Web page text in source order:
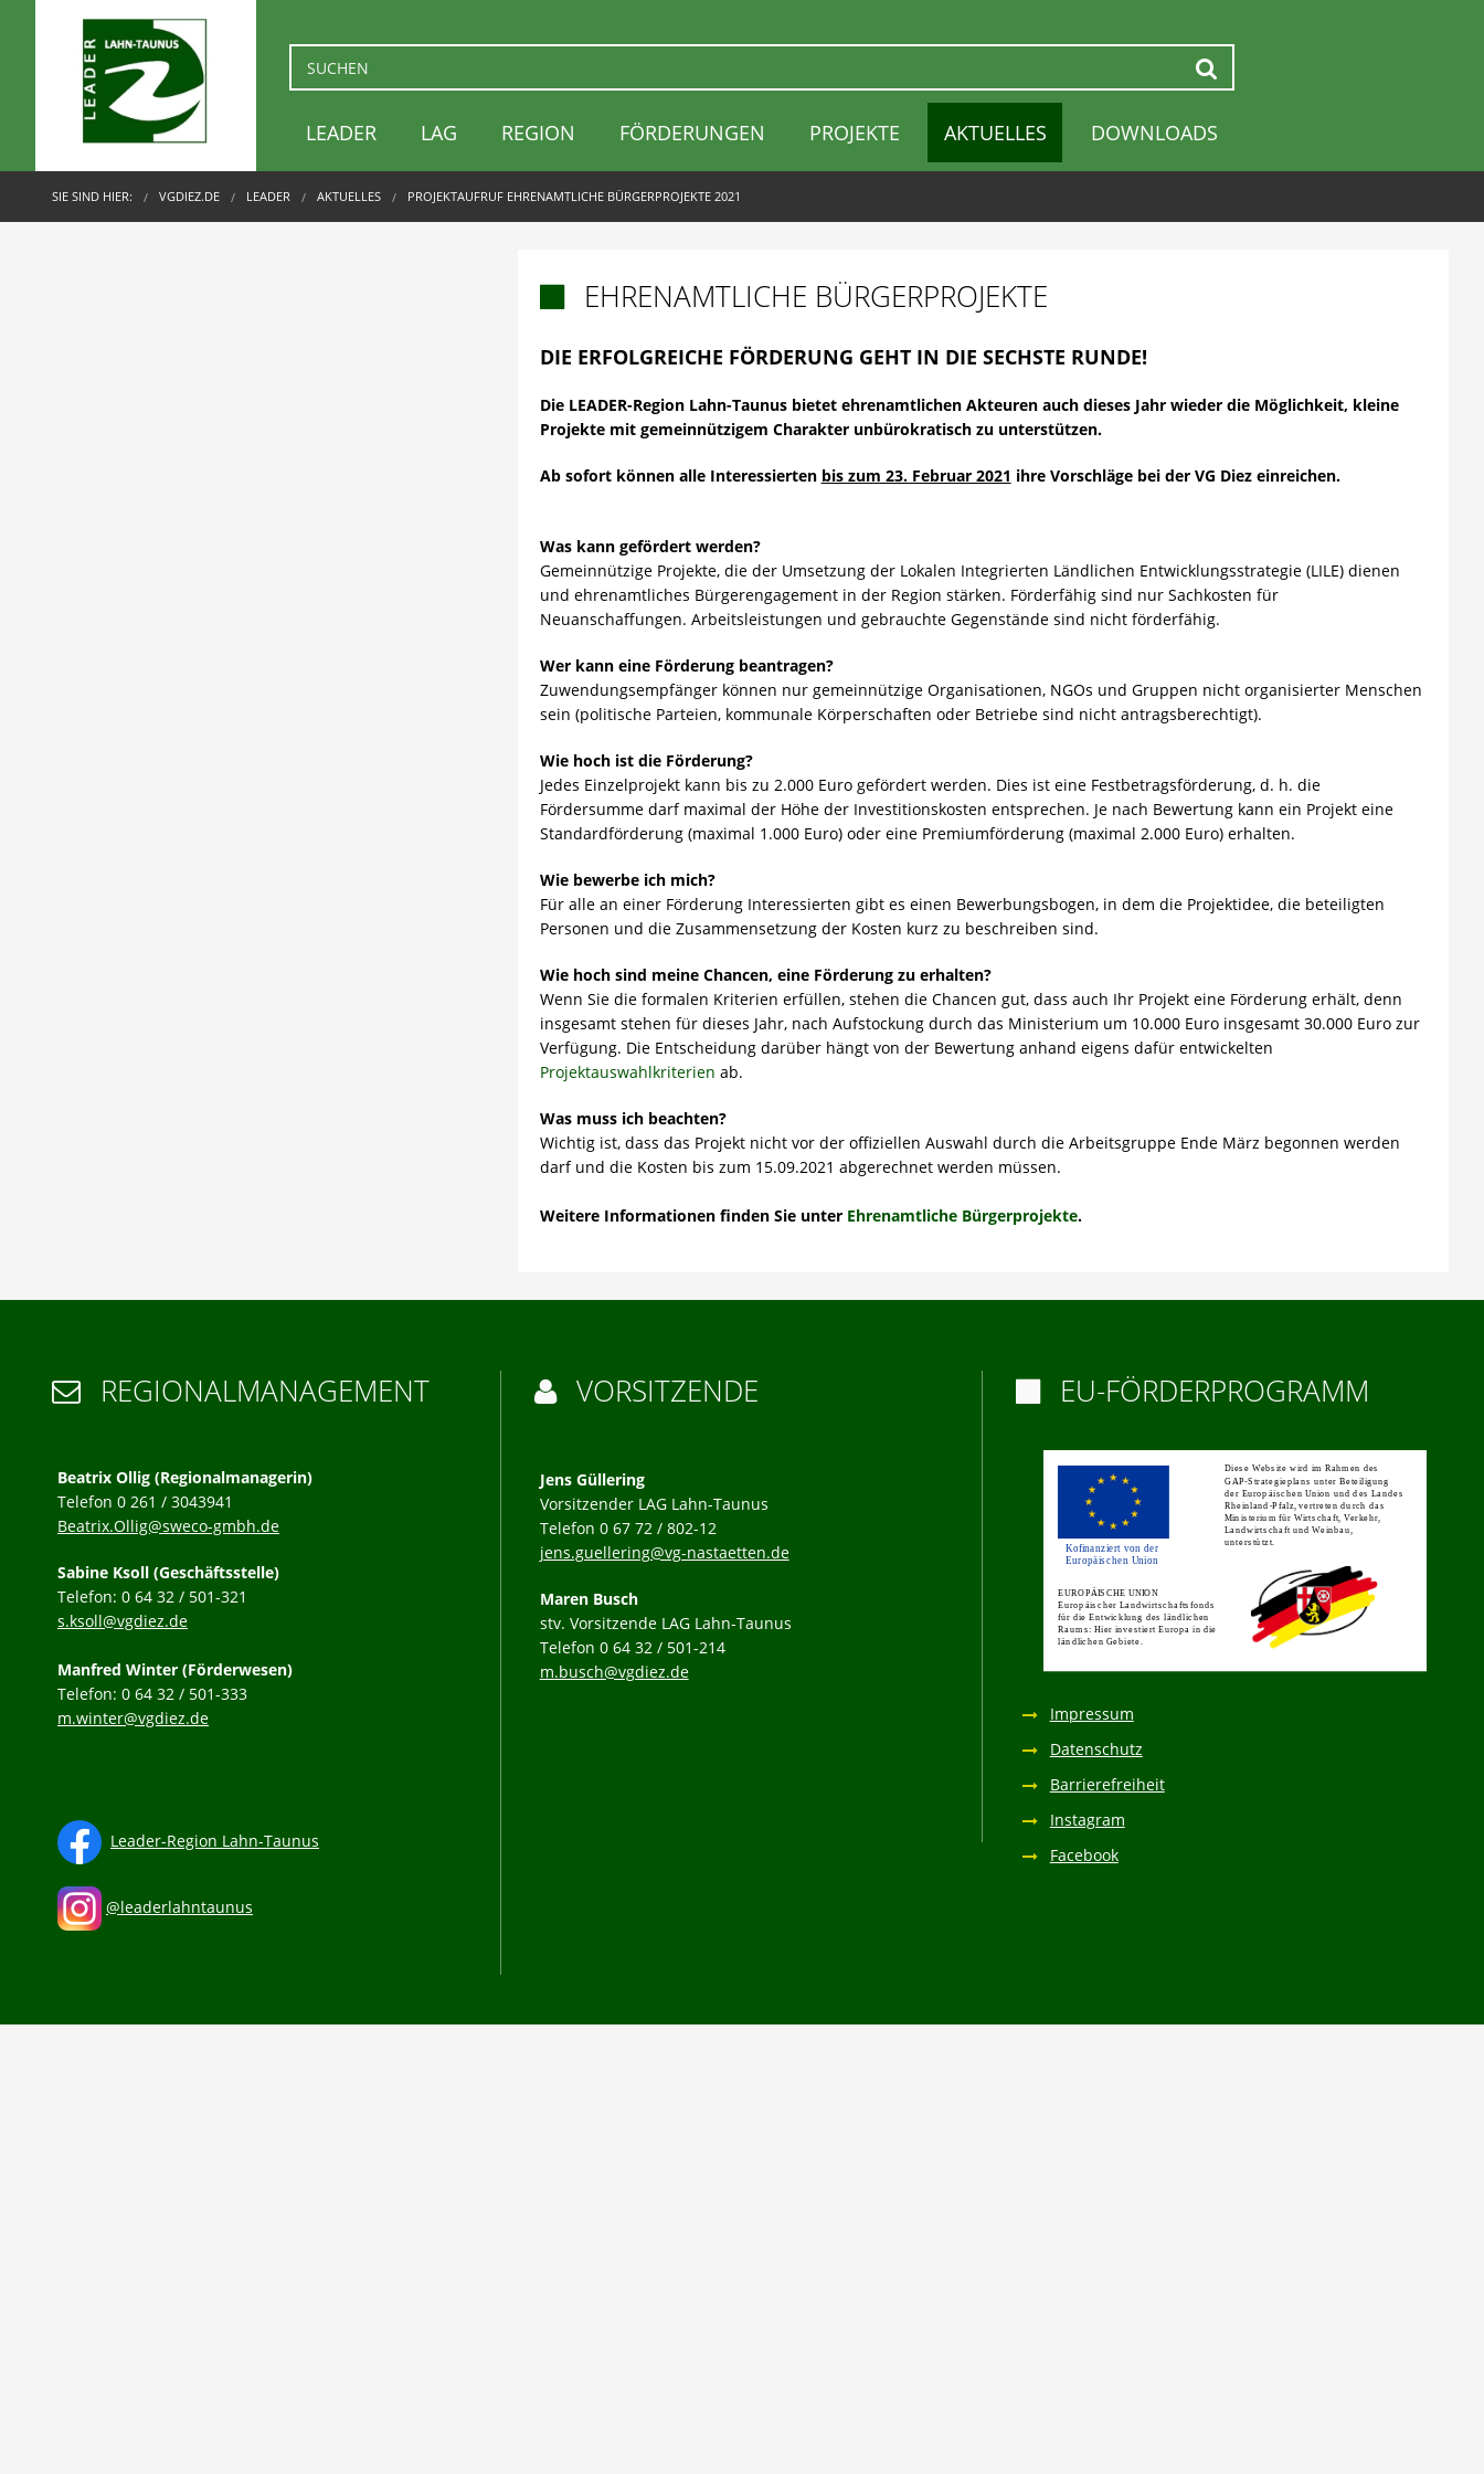
LEADER LAG REGION FÖRDERUNGEN PROJEKTE AKTUELLES DOWNLOADS
SIE SIND HIER: VGDIEZ.DE LEADER AKTUELLES PROJEKTAUFRUF EHRENAMTLICHE BÜRGERPROJEKTE 2021
EHRENAMTLICHE BÜRGERPROJEKTE
DIE ERFOLGREICHE FÖRDERUNG GEHT IN DIE SECHSTE RUNDE!
Die LEADER-Region Lahn-Taunus bietet ehrenamtlichen Akteuren auch dieses Jahr wieder die Möglichkeit, kleine
Projekte mit gemeinnützigem Charakter unbürokratisch zu unterstützen.
Ab sofort können alle Interessierten bis zum 23. Februar 2021 ihre Vorschläge bei der VG Diez einreichen.
Was kann gefördert werden?
Gemeinnützige Projekte, die der Umsetzung der Lokalen Integrierten Ländlichen Entwicklungsstrategie (LILE) dienen
und ehrenamtliches Bürgerengagement in der Region stärken. Förderfähig sind nur Sachkosten für
Neuanschaffungen. Arbeitsleistungen und gebrauchte Gegenstände sind nicht förderfähig.
Wer kann eine Förderung beantragen?
Zuwendungsempfänger können nur gemeinnützige Organisationen, NGOs und Gruppen nicht organisierter Menschen
sein (politische Parteien, kommunale Körperschaften oder Betriebe sind nicht antragsberechtigt).
Wie hoch ist die Förderung?
Jedes Einzelprojekt kann bis zu 2.000 Euro gefördert werden. Dies ist eine Festbetragsförderung, d. h. die
Fördersumme darf maximal der Höhe der Investitionskosten entsprechen. Je nach Bewertung kann ein Projekt eine
Standardförderung (maximal 1.000 Euro) oder eine Premiumförderung (maximal 2.000 Euro) erhalten.
Wie bewerbe ich mich?
Für alle an einer Förderung Interessierten gibt es einen Bewerbungsbogen, in dem die Projektidee, die beteiligten
Personen und die Zusammensetzung der Kosten kurz zu beschreiben sind.
Wie hoch sind meine Chancen, eine Förderung zu erhalten?
Wenn Sie die formalen Kriterien erfüllen, stehen die Chancen gut, dass auch Ihr Projekt eine Förderung erhält, denn
insgesamt stehen für dieses Jahr, nach Aufstockung durch das Ministerium um 10.000 Euro insgesamt 30.000 Euro zur
Verfügung. Die Entscheidung darüber hängt von der Bewertung anhand eigens dafür entwickelten
Projektauswahlkriterien ab.
Was muss ich beachten?
Wichtig ist, dass das Projekt nicht vor der offiziellen Auswahl durch die Arbeitsgruppe Ende März begonnen werden
darf und die Kosten bis zum 15.09.2021 abgerechnet werden müssen.
Weitere Informationen finden Sie unter Ehrenamtliche Bürgerprojekte.
 REGIONALMANAGEMENT
Beatrix Ollig (Regionalmanagerin)
Telefon 0 261 / 3043941
Beatrix.Ollig@sweco-gmbh.de
Sabine Ksoll (Geschäftsstelle)
Telefon: 0 64 32 / 501-321
s.ksoll@vgdiez.de
Manfred Winter (Förderwesen)
Telefon: 0 64 32 / 501-333
m.winter@vgdiez.de
Leader-Region Lahn-Taunus
@leaderlahntaunus
 VORSITZENDE
Jens Güllering
Vorsitzender LAG Lahn-Taunus
Telefon 0 67 72 / 802-12
jens.guellering@vg-nastaetten.de
Maren Busch
stv. Vorsitzende LAG Lahn-Taunus
Telefon 0 64 32 / 501-214
m.busch@vgdiez.de
EU-FÖRDERPROGRAMM
Impressum
Datenschutz
Barrierefreiheit
Instagram
Facebook